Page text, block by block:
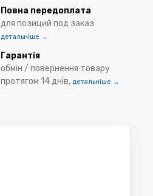
Повна передоплата
для позиций под заказ
детальніше →
Гарантія
обмін / повернення товару
протягом 14 днів, детальніше →